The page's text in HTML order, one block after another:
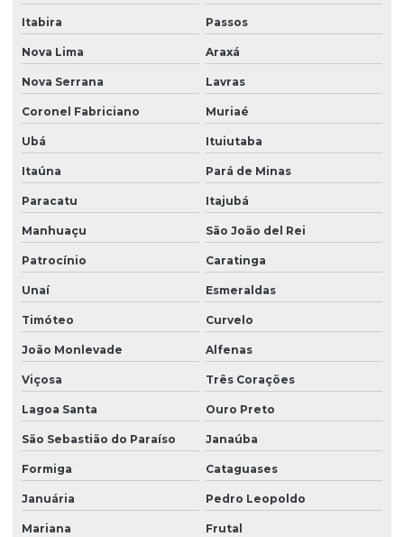
Itabira Passos
Nova Lima Araxá
Nova Serrana Lavras
Coronel Fabriciano Muriaé
Ubá Ituiutaba
Itaúna Pará de Minas
Paracatu Itajubá
Manhuaçu São João del Rei
Patrocínio Caratinga
Unaí Esmeraldas
Timóteo Curvelo
João Monlevade Alfenas
Viçosa Três Corações
Lagoa Santa Ouro Preto
São Sebastião do Paraíso Janaúba
Formiga Cataguases
Januária Pedro Leopoldo
Mariana Frutal